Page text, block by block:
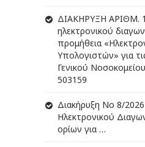
ΔIΑΚΗΡΥΞΗ ΑΡIΘΜ.
ηλεκτρονικού
προμήθεια
Υπολογιστών» για
Γενικού
503159
Διακήρυξη Νο 8/
Ηλεκτρονικού
ορίων για …